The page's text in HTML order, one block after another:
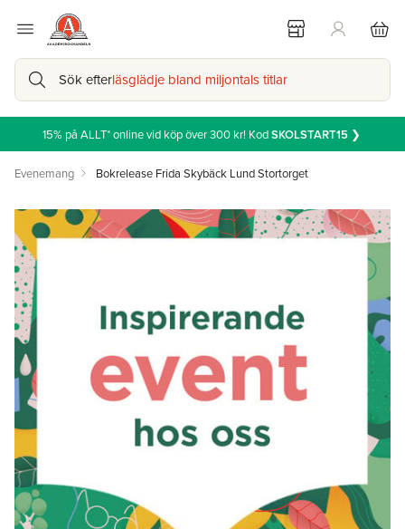
Sök efterläsglädje bland miljontals titlar
15% på ALLT* online vid köp över 300 kr! KodSKOLSTART15❯
Evenemang Bokrelease Frida Skybäck Lund Stortorget